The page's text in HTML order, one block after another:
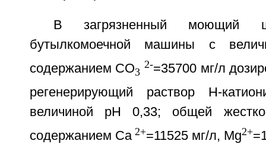
В загрязненный моющий
бутылкомоечной машины с
содержанием СО3
2-=35700 мг/л
регенерирующий раствор Н-
величиной рН 0,33; общей
содержанием Са 2+=11525 мг/л, Mg2+